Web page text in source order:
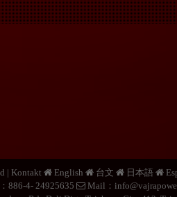
| Kontakt English 台文 日本語
886-4- 24925635 Mail：